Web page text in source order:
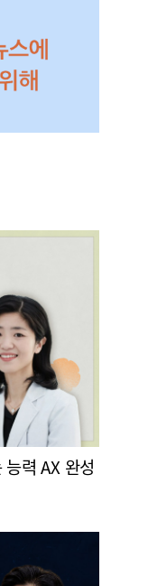
력 AX 완성